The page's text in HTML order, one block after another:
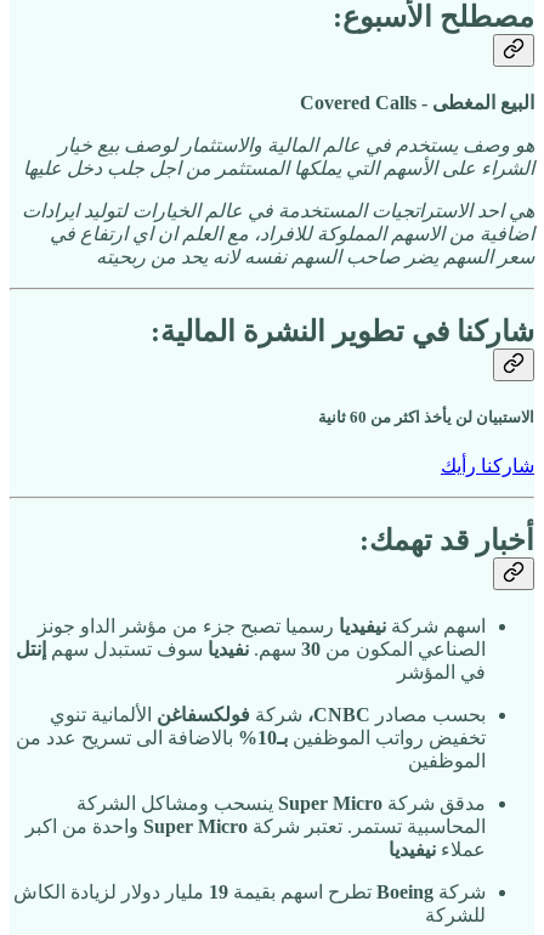
مصطلح الأسبوع:
البيع المغطى - Covered Calls
هو وصف يستخدم في عالم المالية والاستثمار لوصف بيع خيار
الشراء على الأسهم التي يملكها المستثمر من اجل جلب دخل عليها
هي احد الاستراتجيات المستخدمة في عالم الخيارات لتوليد ايرادات
اضافية من الاسهم المملوكة للافراد، مع العلم ان اي ارتفاع في
سعر السهم يضر صاحب السهم نفسه لانه يحد من ربحيته
شاركنا في تطوير النشرة المالية:
الاستبيان لن يأخذ اكثر من 60 ثانية
شاركنا رأيك
أخبار قد تهمك:
اسهم شركة نيفيديا رسميا تصبح جزء من مؤشر الداو جونز
الصناعي المكون من 30 سهم. نفيديا سوف تستبدل سهم إنتل
في المؤشر
بحسب مصادر CNBC، شركة فولكسفاغن الألمانية تنوي
تخفيض رواتب الموظفين بـ10%
بالاضافة الى تسريح عدد من
الموظفين
مدقق شركة Super Micro ينسحب ومشاكل الشركة
المحاسبية تستمر. تعتبر شركة Super Micro واحدة من اكبر
عملاء نيفيديا
شركة Boeing تطرح اسهم بقيمة 19 مليار دولار لزيادة الكاش
للشركة